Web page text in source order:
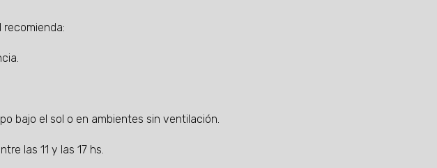
recomienda:
bajo el sol o en ambientes sin ventilación.
las 11 y las 17 hs.